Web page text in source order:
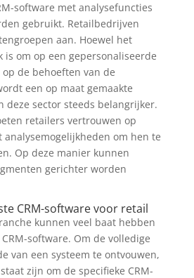
software met analysefuncties
gebruikt. Retailbedrijven
aan. Hoewel het
is om op een gepersonaliseerde
de behoeften van de
een op maat gemaakte
deze sector steeds belangrijker.
retailers vertrouwen op
analysemogelijkheden om hen te
Op deze manier kunnen
gerichter worden
CRM-software voor retail
kunnen veel baat hebben
software. Om de volledige
van een systeem te ontvouwen,
zijn om de specifieke CRM-